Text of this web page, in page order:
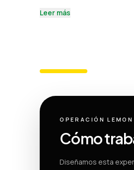
Leer más
OPERACIÓN LEMON
Cómo
Diseñamos esta